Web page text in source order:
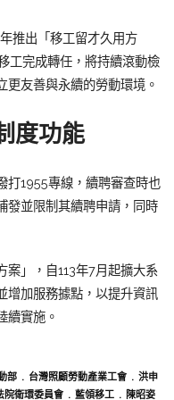
推出「移工留才久用方
工完成轉任，將持續滾動檢
更友善與永續的勞動環境。
度功能
打1955專線，續聘審查時也
發並限制其續聘申請，同時
案」，自113年7月起擴大系
增加服務據點，以提升資訊
續實施。
部 台灣照顧勞動產業工會
洪申
院衛環委員會 藍領移工 陳昭姿